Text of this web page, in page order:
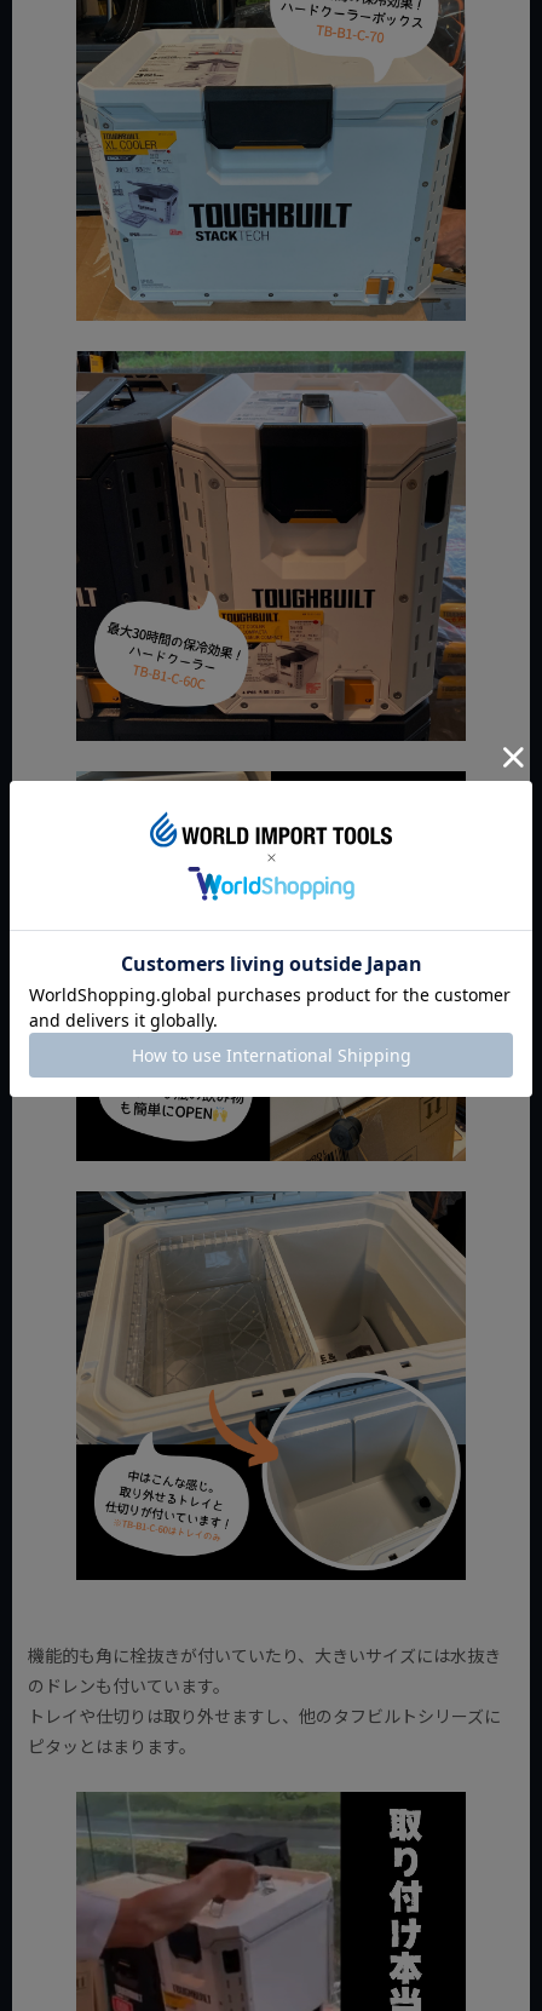
機能的も角に栓抜きが付いていたり、大きいサイズには水抜き
のドレンも付いています。
トレイや仕切りは取り外せますし、他のタフビルトシリーズに
ピタッとはまります。